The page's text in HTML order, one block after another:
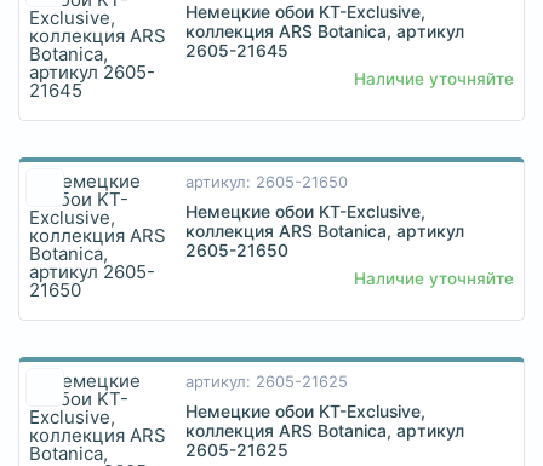
Немецкие обои KT-Exclusive,
коллекция ARS Botanica, артикул
2605-21645
Наличие уточняйте
артикул: 2605-21650
Немецкие обои KT-Exclusive,
коллекция ARS Botanica, артикул
2605-21650
Наличие уточняйте
артикул: 2605-21625
Немецкие обои KT-Exclusive,
коллекция ARS Botanica, артикул
2605-21625